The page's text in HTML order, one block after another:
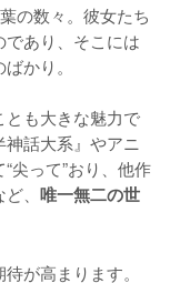
の数々。彼女たち
あり、そこには
かり。
も大きな魅力で
話大系』やアニ
尖って”おり、他作
、 唯一無二の世
が高まります。